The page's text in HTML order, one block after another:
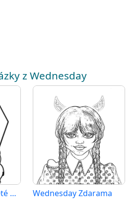
z Wednesday
Wednesday pro 4leté Děti Wednesday Zdarama